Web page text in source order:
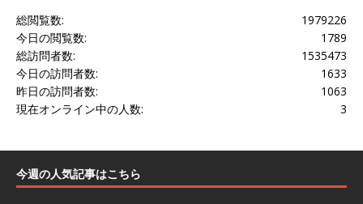
1979226
総閲覧数:
1789
今日の閲覧数:
1535473
総訪問者数:
1633
今日の訪問者数:
1063
昨日の訪問者数:
3
現在オンライン中の人数:
今週の人気記事はこちら